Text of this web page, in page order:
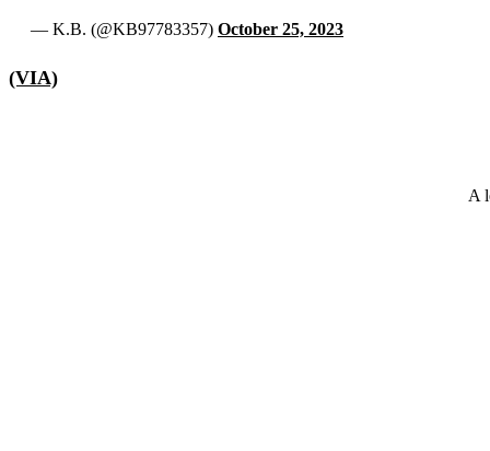
— K.B. (@KB97783357) October 25, 2023
(VIA)
A